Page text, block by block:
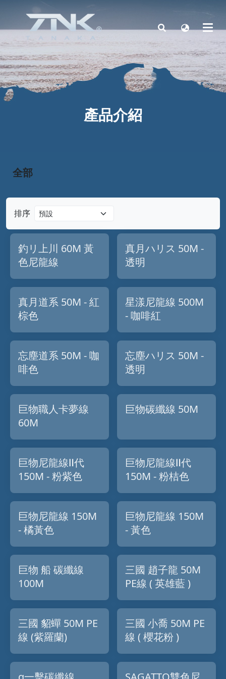
產品介紹
排序
釣リ上川 60M 黃
色尼龍線
真月ハリス 50M -
透明
真月道系 50M - 紅
棕色
星漾尼龍線 500M
- 咖啡紅
忘塵道系 50M - 咖
啡色
忘塵ハリス 50M -
透明
巨物職人卡夢線
60M
巨物碳纖線 50M
巨物尼龍線Ⅱ代
150M - 粉紫色
巨物尼龍線Ⅱ代
150M - 粉桔色
巨物尼龍線 150M
- 橘黃色
巨物尼龍線 150M
- 黃色
巨物 船 碳纖線
100M
三國 趙子龍 50M
PE線 ( 英雄藍 )
三國 貂蟬 50M PE
線 (紫羅蘭)
三國 小喬 50M PE
線 ( 櫻花粉 )
全部